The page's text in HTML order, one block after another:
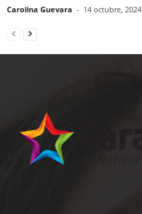
Carolina Guevara - 14 octubre, 2024